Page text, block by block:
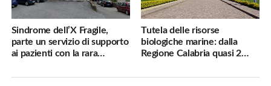
Sindrome dell’X Fragile,
parte un servizio di supporto
ai pazienti con la rara
Tutela delle risorse
biologiche marine: dalla
Regione Calabria quasi 2